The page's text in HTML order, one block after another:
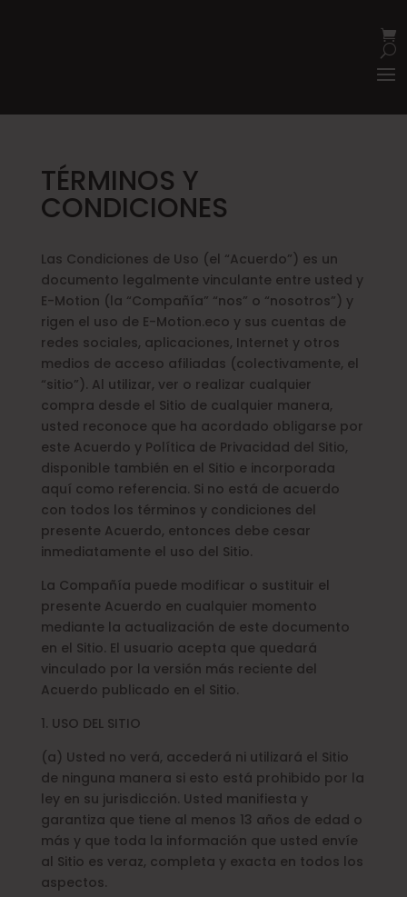
TÉRMINOS Y
CONDICIONES
Las Condiciones de Uso (el “Acuerdo”) es un
documento legalmente vinculante entre usted y
E-Motion (la “Compañía” “nos” o “nosotros”) y
rigen el uso de E-Motion.eco y sus cuentas de
redes sociales, aplicaciones, Internet y otros
medios de acceso afiliadas (colectivamente, el
“sitio”). Al utilizar, ver o realizar cualquier
compra desde el Sitio de cualquier manera,
usted reconoce que ha acordado obligarse por
este Acuerdo y Política de Privacidad del Sitio,
disponible también en el Sitio e incorporada
aquí como referencia. Si no está de acuerdo
con todos los términos y condiciones del
presente Acuerdo, entonces debe cesar
inmediatamente el uso del Sitio.
La Compañía puede modificar o sustituir el
presente Acuerdo en cualquier momento
mediante la actualización de este documento
en el Sitio. El usuario acepta que quedará
vinculado por la versión más reciente del
Acuerdo publicado en el Sitio.
1. USO DEL SITIO
(a) Usted no verá, accederá ni utilizará el Sitio
de ninguna manera si esto está prohibido por la
ley en su jurisdicción. Usted manifiesta y
garantiza que tiene al menos 13 años de edad o
más y que toda la información que usted envíe
al Sitio es veraz, completa y exacta en todos los
aspectos.